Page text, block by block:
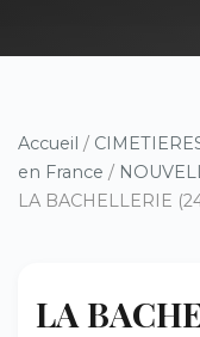
Accueil /
en France /
LA BACHELLERIE
LA